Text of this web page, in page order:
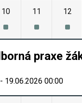
10 11 12
praxe
19.06.2026 00:00